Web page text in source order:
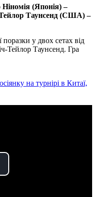
(Японія) –
Тейлор Таунсенд (США) –
у двох сетах від
Тейлор Таунсенд. Гра
на турнірі в Китаї,